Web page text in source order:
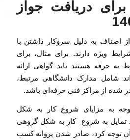
دریافت جواز
اصناف به دلیل سروکار داشتن با
ویژه دارند. برای مثال، برای
به حرفه هستند باید گواهی ارائه
شامل مدارک دانشگاهی مرتبط،
شده از مراکز فنی حرفه‌ای باشد.
به مزایای شروع کار به شکل
تمایل به شروع کار به شکل گروهی
آن توجه کرد، صادر شدن پروانه کسب